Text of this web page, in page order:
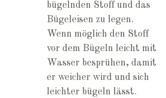
bügelnden Stoff und das
Bügeleisen zu legen.
Wenn möglich den Stoff
vor dem Bügeln leicht mit
Wasser besprühen, damit
er weicher wird und sich
leichter bügeln lässt.